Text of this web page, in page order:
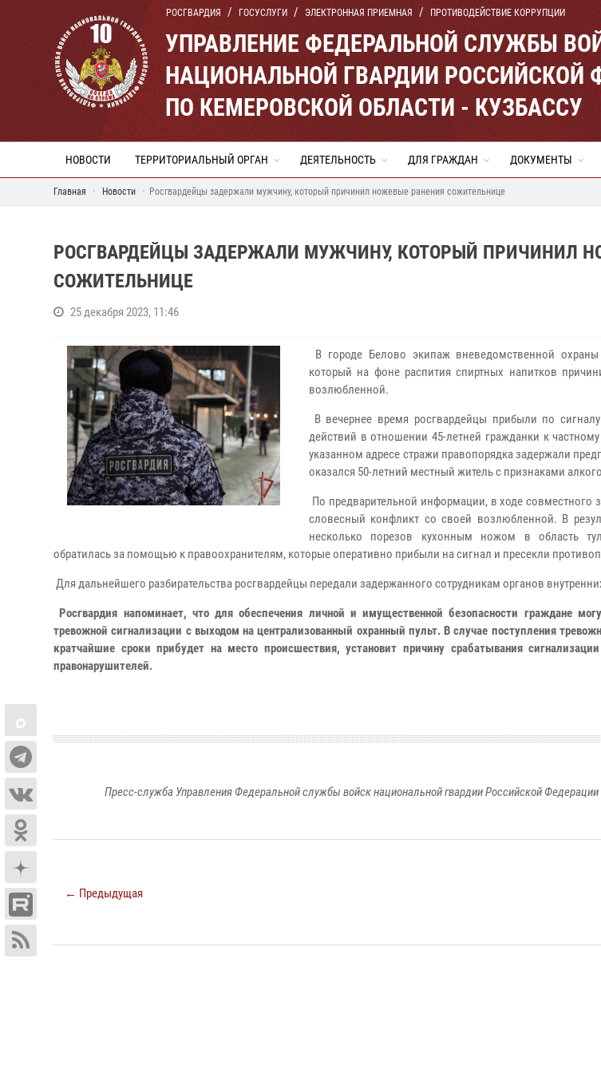
РОСГВАРДИЯ ГОСУСЛУГИ ЭЛЕКТРОННАЯ ПРИЕМНАЯ ПРОТИВОДЕЙСТВИЕ КОРРУПЦИИ
УПРАВЛЕНИЕ ФЕДЕРАЛЬНОЙ СЛУЖБЫ
НАЦИОНАЛЬНОЙ ГВАРДИИ РОССИЙСКОЙ
ПО КЕМЕРОВСКОЙ ОБЛАСТИ - КУЗБАССУ
НОВОСТИ ТЕРРИТОРИАЛЬНЫЙ ОРГАН ДЕЯТЕЛЬНОСТЬ ДЛЯ ГРАЖДАН ДОКУМЕНТЫ
Главная Новости Росгвардейцы задержали мужчину, который причинил ножевые ранения сожительнице
РОСГВАРДЕЙЦЫ ЗАДЕРЖАЛИ МУЖЧИНУ, КОТОРЫЙ ПРИЧИНИЛ
СОЖИТЕЛЬНИЦЕ
25 декабря 2023, 11:46
В городе Белово экипаж вневедомственной
который на фоне распития спиртных напитков
возлюбленной.
В вечернее время росгвардейцы прибыли по
действий в отношении 45-летней гражданки к
указанном адресе стражи правопорядка задержали
оказался 50-летний местный житель с признаками
По предварительной информации, в ходе совместного
словесный конфликт со своей возлюбленной. В
несколько порезов кухонным ножом в область
обратилась за помощью к правоохранителям, которые оперативно прибыли на сигнал и пресекли
Для дальнейшего разбирательства росгвардейцы передали задержанного сотрудникам органов
Росгвардия напоминает, что для обеспечения личной и имущественной безопасности граждане
тревожной сигнализации с выходом на централизованный охранный пульт. В случае поступления
кратчайшие сроки прибудет на место происшествия, установит причину срабатывания
правонарушителей.
Пресс-служба Управления Федеральной службы войск национальной гвардии Российской Федерации
← Предыдущая